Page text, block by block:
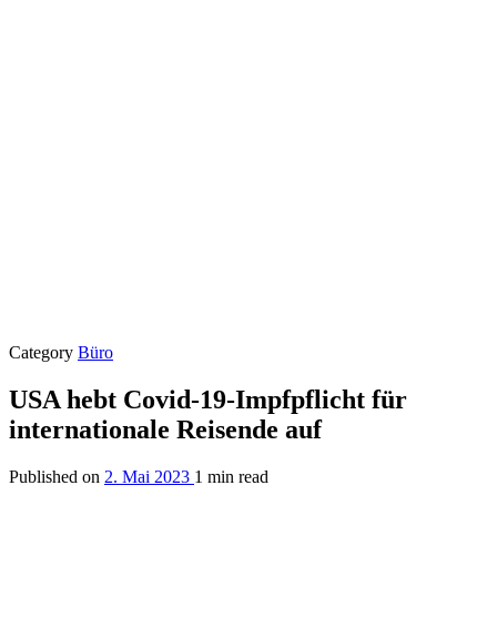
Category Büro
USA hebt Covid-19-Impfpflicht für
internationale Reisende auf
Published on 2. Mai 2023 1 min read